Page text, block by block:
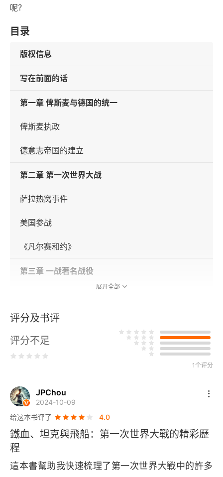
呢？
目录
版权信息
写在前面的话
第一章 俾斯麦与德国的统一
俾斯麦执政
德意志帝国的建立
第二章 第一次世界大战
萨拉热窝事件
美国参战
《凡尔赛和约》
第三章 一战著名战役
马恩河会战
索姆河战役
展开全部
评分及书评
评分不足
1个评分
JPChou
2024-10-09
给这本书评了
4.0
鐵血、坦克與飛船：第一次世界大戰的精彩歷
程
這本書幫助我快速梳理了第一次世界大戰中的許多